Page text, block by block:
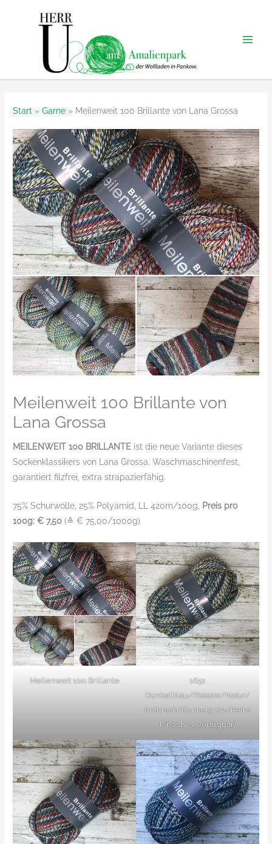
Start Garne Meilenweit 100 Brillante von Lana Grossa
Meilenweit 100 Brillante von
Lana Grossa
MEILENWEIT 100 BRILLANTE ist die neue Variante dieses
Sockenklassikers von Lana Grossa. Waschmaschinenfest,
garantiert filzfrei, extra strapazierfähig.
75% Schurwolle, 25% Polyamid, LL 420m/100g, Preis pro
100g: € 7,50 (≙ € 75,00/1000g)
Meilenweit 100 Brillante
1651
Dunkelblau/Pistazie/Natur/
Anthrazit/Dunkelgrün/Petro
l (noch 3x verfügbar)